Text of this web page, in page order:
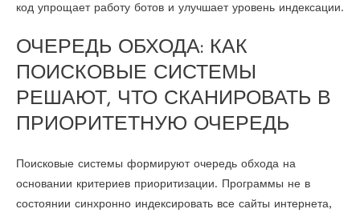
код упрощает работу ботов и улучшает уровень индексации.
ОЧЕРЕДЬ ОБХОДА: КАК
ПОИСКОВЫЕ СИСТЕМЫ
РЕШАЮТ, ЧТО СКАНИРОВАТЬ В
ПРИОРИТЕТНУЮ ОЧЕРЕДЬ
Поисковые системы формируют очередь обхода на
основании критериев приоритизации. Программы не в
состоянии синхронно индексировать все сайты интернета,